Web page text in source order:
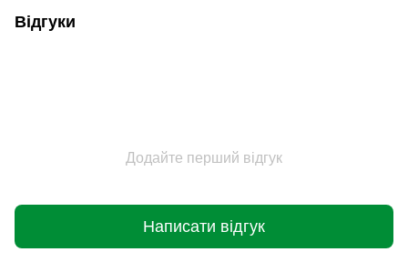
Відгуки
Додайте перший відгук
Написати відгук